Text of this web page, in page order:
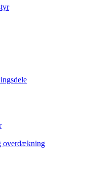
overdækning